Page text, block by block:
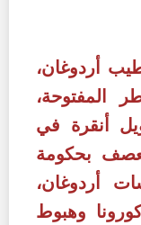
أردوغان،
المفتوحة،
أنقرة في
بحكومة
أردوغان،
وهبوط